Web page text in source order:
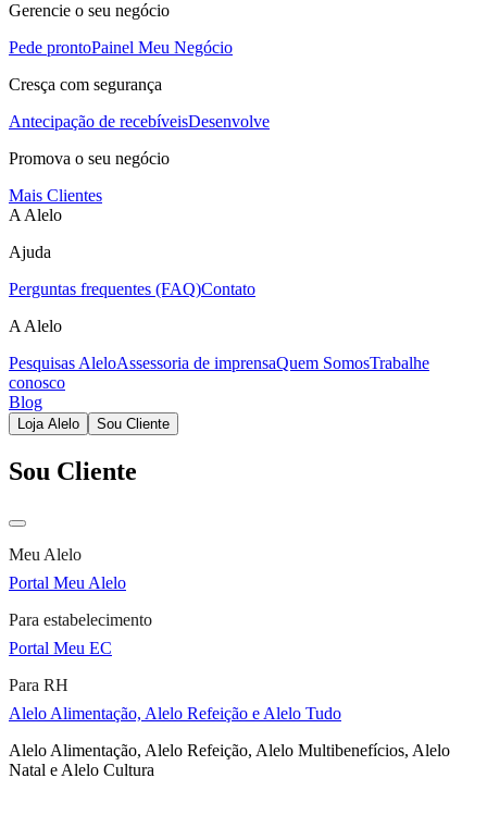
Gerencie o seu negócio
Pede prontoPainel Meu Negócio
Cresça com segurança
Antecipação de recebíveisDesenvolve
Promova o seu negócio
Mais Clientes
A Alelo
Ajuda
Perguntas frequentes (FAQ)Contato
A Alelo
Pesquisas AleloAssessoria de imprensaQuem SomosTrabalhe
conosco
Blog
Loja Alelo Sou Cliente
Sou Cliente
Meu Alelo
Portal Meu Alelo
Para estabelecimento
Portal Meu EC
Para RH
Alelo Alimentação, Alelo Refeição e Alelo Tudo
Alelo Alimentação, Alelo Refeição, Alelo Multibenefícios, Alelo
Natal e Alelo Cultura